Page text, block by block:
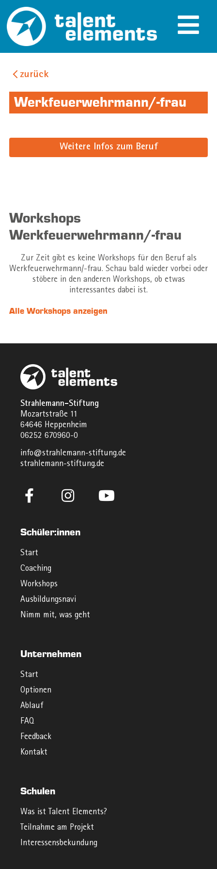
zurück
Werkfeuerwehrmann/-frau
Weitere Infos zum Beruf
Workshops
Werkfeuerwehrmann/-frau
Zur Zeit gibt es keine Workshops für den Beruf als
Werkfeuerwehrmann/-frau. Schau bald wieder vorbei oder
stöbere in den anderen Workshops, ob etwas
interessantes dabei ist.
Alle Workshops anzeigen
Strahlemann-Stiftung
Mozartstraße 11
64646 Heppenheim
06252 670960-0
info@strahlemann-stiftung.de
strahlemann-stiftung.de
Schüler:innen
Start
Coaching
Workshops
Ausbildungsnavi
Nimm mit, was geht
Unternehmen
Start
Optionen
Ablauf
FAQ
Feedback
Kontakt
Schulen
Was ist Talent Elements?
Teilnahme am Projekt
Interessensbekundung